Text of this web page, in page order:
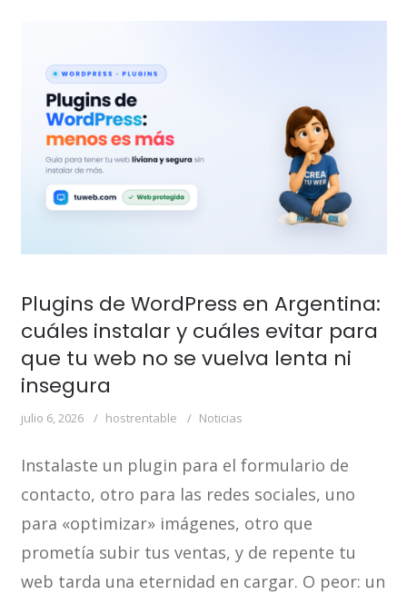
Plugins de WordPress en Argentina:
cuáles instalar y cuáles evitar para
que tu web no se vuelva lenta ni
insegura
julio 6, 2026 hostrentable Noticias
Instalaste un plugin para el formulario de
contacto, otro para las redes sociales, uno
para «optimizar» imágenes, otro que
prometía subir tus ventas, y de repente tu
web tarda una eternidad en cargar. O peor: un